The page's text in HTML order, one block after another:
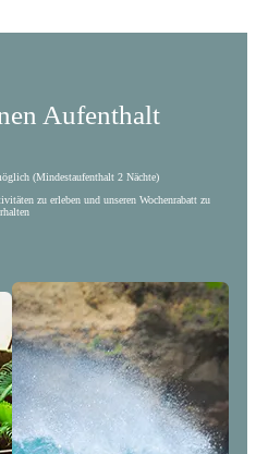
Aufenthalt
(Mindestaufenthalt 2 Nächte)
zu erleben und unseren Wochenrabatt zu